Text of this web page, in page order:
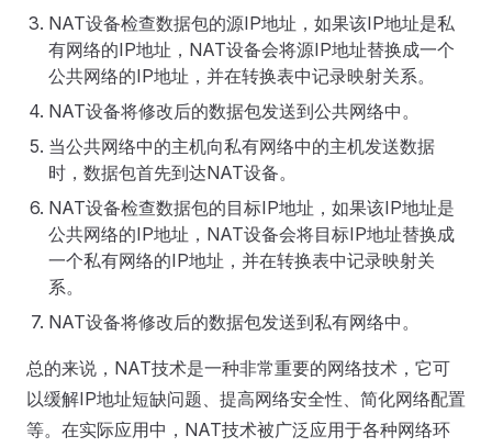
NAT设备检查数据包的源IP地址，如果该IP地址是私
有网络的IP地址，NAT设备会将源IP地址替换成一个
公共网络的IP地址，并在转换表中记录映射关系。
NAT设备将修改后的数据包发送到公共网络中。
当公共网络中的主机向私有网络中的主机发送数据
时，数据包首先到达NAT设备。
NAT设备检查数据包的目标IP地址，如果该IP地址是
公共网络的IP地址，NAT设备会将目标IP地址替换成
一个私有网络的IP地址，并在转换表中记录映射关
系。
NAT设备将修改后的数据包发送到私有网络中。
总的来说，NAT技术是一种非常重要的网络技术，它可
以缓解IP地址短缺问题、提高网络安全性、简化网络配置
等。在实际应用中，NAT技术被广泛应用于各种网络环